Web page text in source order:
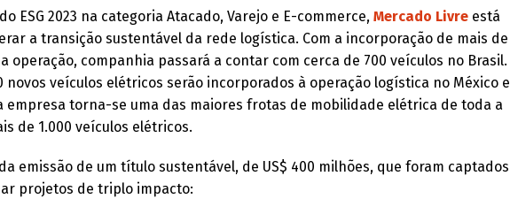
ESG 2023 na categoria Atacado, Varejo e E-commerce, Mercado Livreestá
a transição sustentável da rede logística. Com a incorporação de mais de
operação, companhia passará a contar com cerca de 700 veículos no Brasil.
novos veículos elétricos serão incorporados à operação logística no México e
empresa torna-se uma das maiores frotas de mobilidade elétrica de toda a
de 1.000 veículos elétricos.
emissão de um título sustentável, de US$ 400 milhões, que foram captados
projetos de triplo impacto: